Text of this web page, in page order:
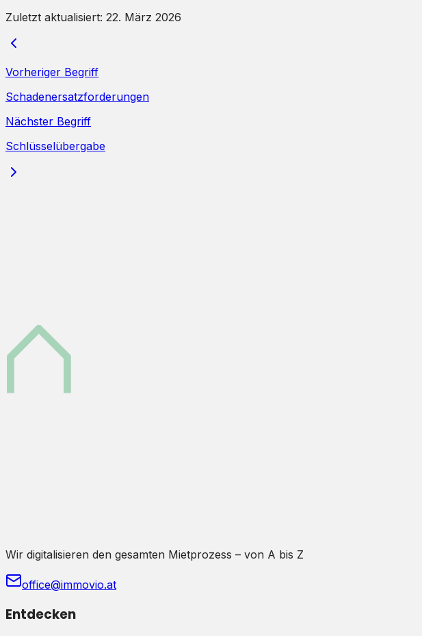
Zuletzt aktualisiert: 22. März 2026
Vorheriger Begriff
Schadenersatzforderungen
Nächster Begriff
Schlüsselübergabe
Wir digitalisieren den gesamten Mietprozess – von A bis Z
office@immovio.at
Entdecken